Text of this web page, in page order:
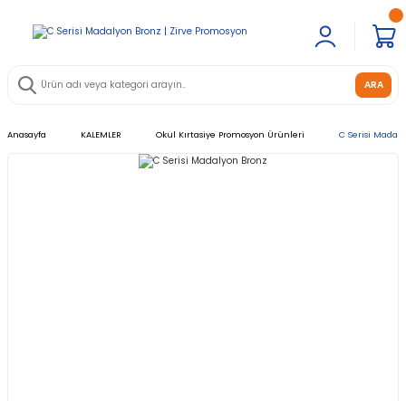
ARA
Anasayfa KALEMLER Okul Kırtasiye Promosyon Ürünleri C Serisi